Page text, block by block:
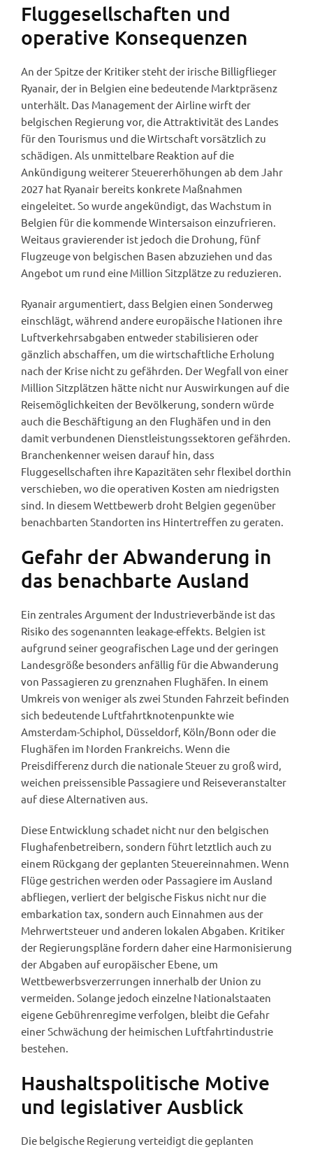
Fluggesellschaften und
operative Konsequenzen
An der Spitze der Kritiker steht der irische Billigflieger
Ryanair, der in Belgien eine bedeutende Marktpräsenz
unterhält. Das Management der Airline wirft der
belgischen Regierung vor, die Attraktivität des Landes
für den Tourismus und die Wirtschaft vorsätzlich zu
schädigen. Als unmittelbare Reaktion auf die
Ankündigung weiterer Steuererhöhungen ab dem Jahr
2027 hat Ryanair bereits konkrete Maßnahmen
eingeleitet. So wurde angekündigt, das Wachstum in
Belgien für die kommende Wintersaison einzufrieren.
Weitaus gravierender ist jedoch die Drohung, fünf
Flugzeuge von belgischen Basen abzuziehen und das
Angebot um rund eine Million Sitzplätze zu reduzieren.
Ryanair argumentiert, dass Belgien einen Sonderweg
einschlägt, während andere europäische Nationen ihre
Luftverkehrsabgaben entweder stabilisieren oder
gänzlich abschaffen, um die wirtschaftliche Erholung
nach der Krise nicht zu gefährden. Der Wegfall von einer
Million Sitzplätzen hätte nicht nur Auswirkungen auf die
Reisemöglichkeiten der Bevölkerung, sondern würde
auch die Beschäftigung an den Flughäfen und in den
damit verbundenen Dienstleistungssektoren gefährden.
Branchenkenner weisen darauf hin, dass
Fluggesellschaften ihre Kapazitäten sehr flexibel dorthin
verschieben, wo die operativen Kosten am niedrigsten
sind. In diesem Wettbewerb droht Belgien gegenüber
benachbarten Standorten ins Hintertreffen zu geraten.
Gefahr der Abwanderung in
das benachbarte Ausland
Ein zentrales Argument der Industrieverbände ist das
Risiko des sogenannten leakage-effekts. Belgien ist
aufgrund seiner geografischen Lage und der geringen
Landesgröße besonders anfällig für die Abwanderung
von Passagieren zu grenznahen Flughäfen. In einem
Umkreis von weniger als zwei Stunden Fahrzeit befinden
sich bedeutende Luftfahrtknotenpunkte wie
Amsterdam-Schiphol, Düsseldorf, Köln/Bonn oder die
Flughäfen im Norden Frankreichs. Wenn die
Preisdifferenz durch die nationale Steuer zu groß wird,
weichen preissensible Passagiere und Reiseveranstalter
auf diese Alternativen aus.
Diese Entwicklung schadet nicht nur den belgischen
Flughafenbetreibern, sondern führt letztlich auch zu
einem Rückgang der geplanten Steuereinnahmen. Wenn
Flüge gestrichen werden oder Passagiere im Ausland
abfliegen, verliert der belgische Fiskus nicht nur die
embarkation tax, sondern auch Einnahmen aus der
Mehrwertsteuer und anderen lokalen Abgaben. Kritiker
der Regierungspläne fordern daher eine Harmonisierung
der Abgaben auf europäischer Ebene, um
Wettbewerbsverzerrungen innerhalb der Union zu
vermeiden. Solange jedoch einzelne Nationalstaaten
eigene Gebührenregime verfolgen, bleibt die Gefahr
einer Schwächung der heimischen Luftfahrtindustrie
bestehen.
Haushaltspolitische Motive
und legislativer Ausblick
Die belgische Regierung verteidigt die geplanten